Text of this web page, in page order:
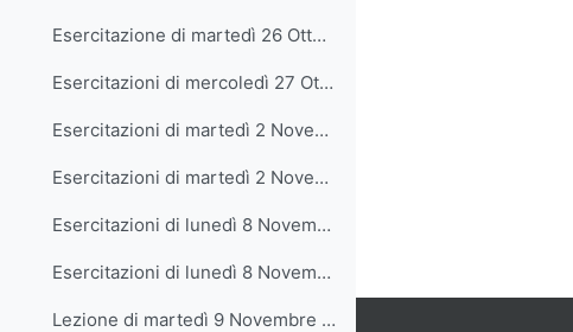
Esercitazione di martedì 26 Ottobre 2021
Esercitazioni di mercoledì 27 Ottobre 2021
Esercitazioni di martedì 2 Novembre 2021 - parte1
Esercitazioni di martedì 2 Novembre 2021 - parte2
Esercitazioni di lunedì 8 Novembre 2021 - parte1
Esercitazioni di lunedì 8 Novembre 2021 - parte2
Lezione di martedì 9 Novembre 2021